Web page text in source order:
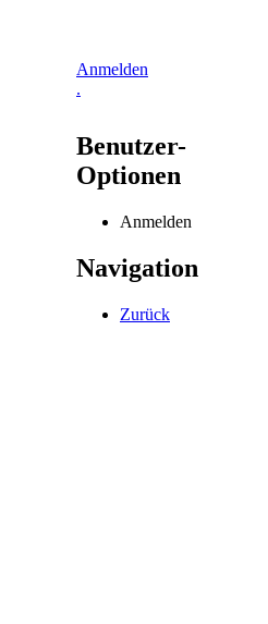
Anmelden
.
Benutzer-
Optionen
Anmelden
Navigation
Zurück